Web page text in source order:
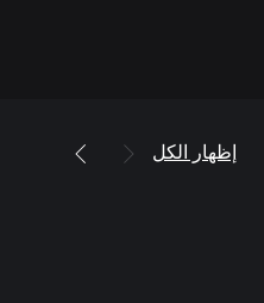
إظهار الكل